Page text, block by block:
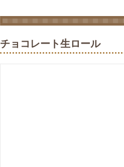
チョコレート生ロール